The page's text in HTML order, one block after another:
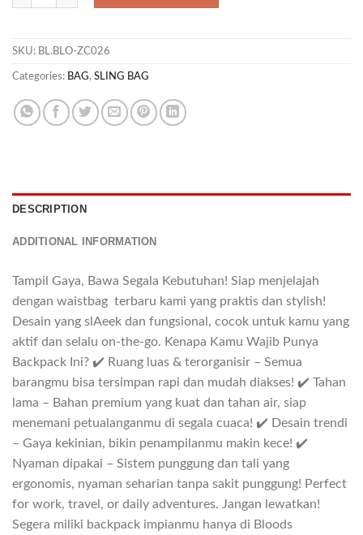
SKU: BL.BLO-ZC026
Categories: BAG, SLING BAG
DESCRIPTION
ADDITIONAL INFORMATION
Tampil Gaya, Bawa Segala Kebutuhan! Siap menjelajah
dengan waistbag terbaru kami yang praktis dan stylish!
Desain yang slAeek dan fungsional, cocok untuk kamu yang
aktif dan selalu on-the-go. Kenapa Kamu Wajib Punya
Backpack Ini? ✔️ Ruang luas & terorganisir – Semua
barangmu bisa tersimpan rapi dan mudah diakses! ✔️ Tahan
lama – Bahan premium yang kuat dan tahan air, siap
menemani petualanganmu di segala cuaca! ✔️ Desain trendi
– Gaya kekinian, bikin penampilanmu makin kece! ✔️
Nyaman dipakai – Sistem punggung dan tali yang
ergonomis, nyaman seharian tanpa sakit punggung! Perfect
for work, travel, or daily adventures. Jangan lewatkan!
Segera miliki backpack impianmu hanya di Bloods